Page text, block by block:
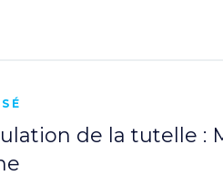
de la tutelle :